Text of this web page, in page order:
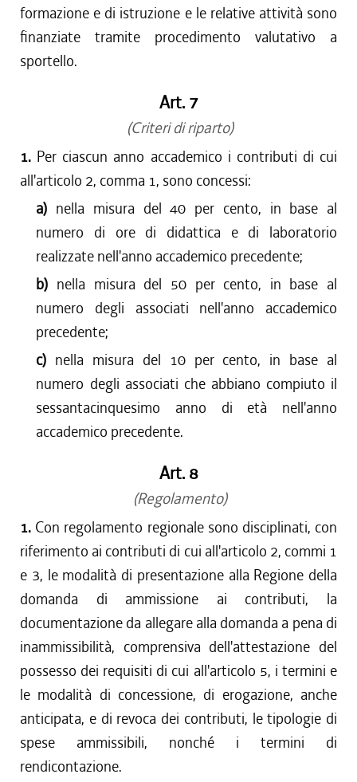
formazione e di istruzione e le relative attività sono
finanziate tramite procedimento valutativo a
sportello.
Art. 7
(Criteri di riparto)
1. Per ciascun anno accademico i contributi di cui
all'articolo 2, comma 1, sono concessi:
a) nella misura del 40 per cento, in base al
numero di ore di didattica e di laboratorio
realizzate nell'anno accademico precedente;
b) nella misura del 50 per cento, in base al
numero degli associati nell'anno accademico
precedente;
c) nella misura del 10 per cento, in base al
numero degli associati che abbiano compiuto il
sessantacinquesimo anno di età nell'anno
accademico precedente.
Art. 8
(Regolamento)
1. Con regolamento regionale sono disciplinati, con
riferimento ai contributi di cui all'articolo 2, commi 1
e 3, le modalità di presentazione alla Regione della
domanda di ammissione ai contributi, la
documentazione da allegare alla domanda a pena di
inammissibilità, comprensiva dell'attestazione del
possesso dei requisiti di cui all'articolo 5, i termini e
le modalità di concessione, di erogazione, anche
anticipata, e di revoca dei contributi, le tipologie di
spese ammissibili, nonché i termini di
rendicontazione.